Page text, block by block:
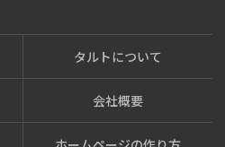
タルトについて
会社概要